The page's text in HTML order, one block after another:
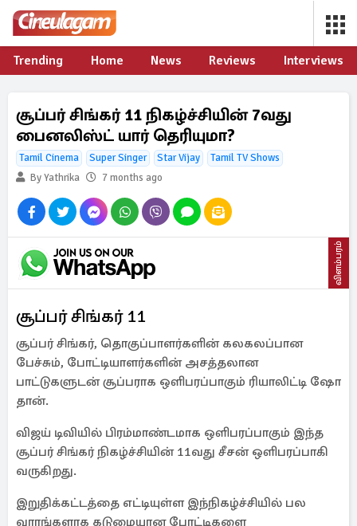
Trending Home News Reviews Interviews
சூப்பர் சிங்கர் 11 நிகழ்ச்சியின் 7வது
பைனலிஸ்ட் யார் தெரியுமா?
Tamil Cinema Super Singer Star Vijay
Tamil TV Shows
By Yathrika
7 months ago
விளம்பரம்
சூப்பர் சிங்கர் 11
சூப்பர் சிங்கர், தொகுப்பாளர்களின் கலகலப்பான
பேச்சும், போட்டியாளர்களின் அசத்தலான
பாட்டுகளுடன் சூப்பராக ஒளிபரப்பாகும் ரியாலிட்டி ஷோ
தான்.
விஜய் டிவியில் பிரம்மாண்டமாக ஒளிபரப்பாகும் இந்த
சூப்பர் சிங்கர் நிகழ்ச்சியின் 11வது சீசன் ஒளிபரப்பாகி
வருகிறது.
இறுதிக்கட்டத்தை எட்டியுள்ள இந்நிகழ்ச்சியில் பல
வாரங்களாக கடுமையான போட்டிகளை